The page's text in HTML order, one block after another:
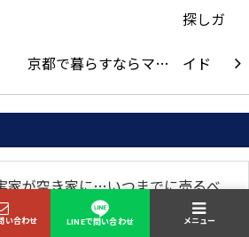
い合わせ LINEで問い合わせ メニュー
京都で暮らすならマ…
家が空き家に…いつまでに売るべ